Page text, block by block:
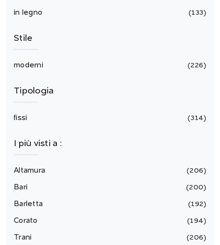
in legno 133
Stile
moderni 226
Tipologia
fissi 314
I più visti a :
Altamura 206
Bari 200
Barletta 192
Corato 194
Trani 206